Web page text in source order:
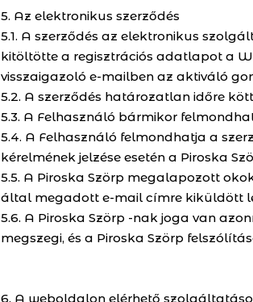
5. Az elektronikus szerződés
5.1. A szerződés az elektronikus
kitöltötte a regisztrációs adatlapot a
visszaigazoló e-mailben az aktiváló
5.2. A szerződés határozatlan időre
5.3. A Felhasználó bármikor
5.4. A Felhasználó felmondhatja a
kérelmének jelzése esetén a Piroska
5.5. A Piroska Szörp megalapozott
által megadott e-mail címre kiküldött
5.6. A Piroska Szörp -nak joga van
megszegi, és a Piroska Szörp
6. A weboldalon elérhető